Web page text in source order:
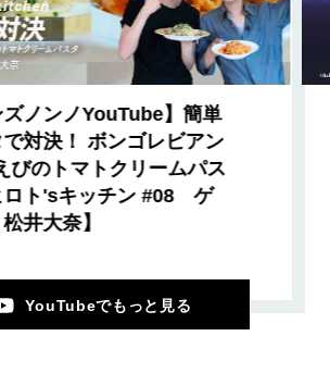
ズノンノYouTube】簡単
対決！ ボンゴレビアン
びのトマトクリームパス
ロト'sキッチン #08 ゲ
井大奈】
YouTubeでもっと見る